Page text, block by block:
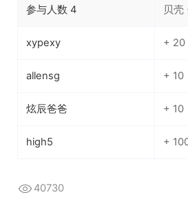
参与人数 4 贝壳
xypexy + 20
allensg + 10
炫辰爸爸 + 10
high5 +
40730